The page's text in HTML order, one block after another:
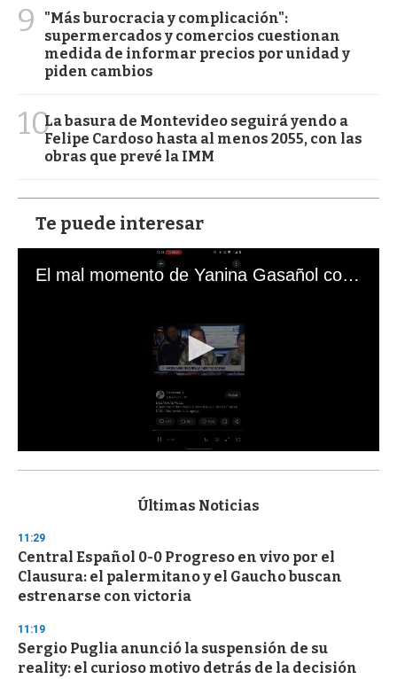
9
"Más burocracia y complicación":
supermercados y comercios cuestionan
medida de informar precios por unidad y
piden cambios
10La basura de Montevideo seguirá yendo a
Felipe Cardoso hasta al menos 2055, con las
obras que prevé la IMM
Te puede interesar
El mal momento de Yanina Gasañol con un hincha argentino en "Subrayado"
s
d
s
o
f
3
s
e
c
o
Últimas Noticias
11:29
Central Español 0-0 Progreso en vivo por el
Clausura: el palermitano y el Gaucho buscan
estrenarse con victoria
11:19
Sergio Puglia anunció la suspensión de su
reality: el curioso motivo detrás de la decisión